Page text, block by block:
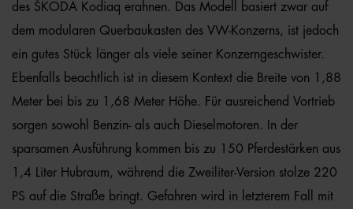
des ŠKODA Kodiaq erahnen. Das Modell basiert zwar auf
dem modularen Querbaukasten des VW-Konzerns, ist jedoch
ein gutes Stück länger als viele seiner Konzerngeschwister.
Ebenfalls beachtlich ist in diesem Kontext die Breite von 1,88
Meter bei bis zu 1,68 Meter Höhe. Für ausreichend Vortrieb
sorgen sowohl Benzin- als auch Dieselmotoren. In der
sparsamen Ausführung kommen bis zu 150 Pferdestärken aus
1,4 Liter Hubraum, während die Zweiliter-Version stolze 220
PS auf die Straße bringt. Gefahren wird in letzterem Fall mit